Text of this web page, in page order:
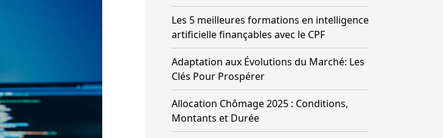
Les 5 meilleures formations en intelligence
artificielle finançables avec le CPF
Adaptation aux Évolutions du Marché: Les
Clés Pour Prospérer
Allocation Chômage 2025 : Conditions,
Montants et Durée